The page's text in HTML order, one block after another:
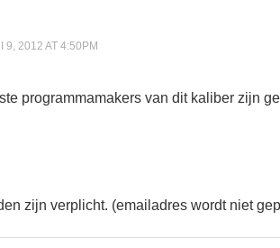
9, 2012 AT 4:50PM
programmamakers van dit kaliber zijn
zijn verplicht. (emailadres wordt niet